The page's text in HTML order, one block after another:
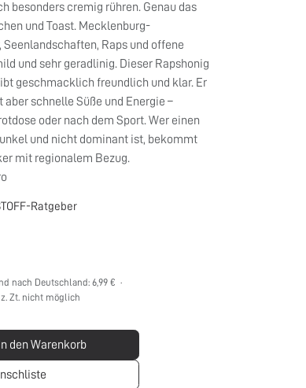
besonders cremig rühren. Genau das
und Toast. Mecklenburg-
Raps und offene
und sehr geradlinig. Dieser Rapshonig
geschmacklich freundlich und klar. Er
schnelle Süße und Energie –
oder nach dem Sport. Wer einen
und nicht dominant ist, bekommt
mit regionalem Bezug.
Ratgeber
In den Warenkorb
nach Deutschland: 6,99 € ·
Zt. nicht möglich